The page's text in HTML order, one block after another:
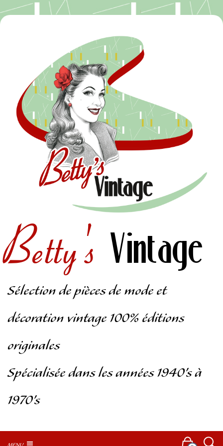
Betty's Vintage
Sélection de pièces de mode et
décoration vintage 100% éditions
originales
Spécialisée dans les années 1940’s à
1970’s